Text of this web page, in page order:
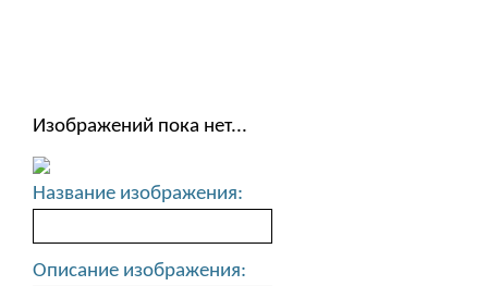
Изображений пока нет...
Название изображения:
Описание изображения: